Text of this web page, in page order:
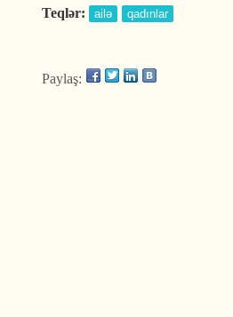
Teqlər: ailə qadınlar
Paylaş: